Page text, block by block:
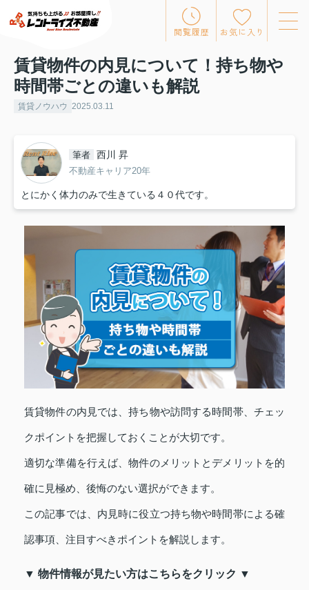
閲覧履歴 お気に入り
賃貸物件の内見について！持ち物や
時間帯ごとの違いも解説
賃貸ノウハウ 2025.03.11
筆者 西川 昇
不動産キャリア20年
とにかく体力のみで生きている４０代です。
賃貸物件の内見では、持ち物や訪問する時間帯、チェッ
クポイントを把握しておくことが大切です。
適切な準備を行えば、物件のメリットとデメリットを的
確に見極め、後悔のない選択ができます。
この記事では、内見時に役立つ持ち物や時間帯による確
認事項、注目すべきポイントを解説します。
▼ 物件情報が見たい方はこちらをクリック ▼